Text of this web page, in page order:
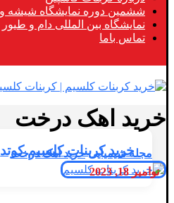
ششمین دوره نمایشگاه شیشه و
نمایشگاه بین المللی دام و طیور
تماس باما
خرید اهک درخت
مجله شیمیایی خرید اهک درخت
خرید کربنات کلسیم کوتد
نوامبر 18, 2023